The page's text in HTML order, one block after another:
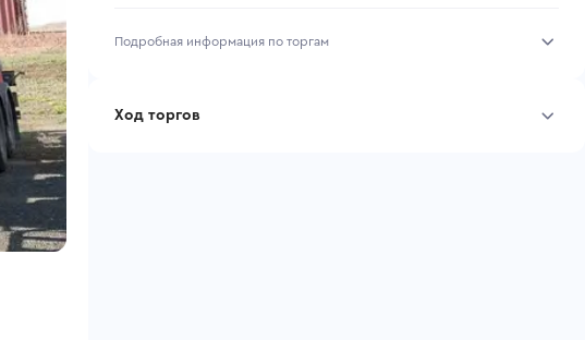
Подробная информация по торгам
Ход торгов